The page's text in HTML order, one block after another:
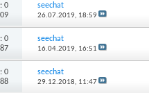
0
seechat
26.07.2019, 18:59
0
seechat
16.04.2019, 16:51
0
seechat
29.12.2018, 11:47